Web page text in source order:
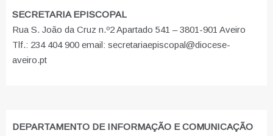
SECRETARIA EPISCOPAL
Rua S. João da Cruz n.º2 Apartado 541 – 3801-901 Aveiro
Tlf.: 234 404 900 email: secretariaepiscopal@diocese-
aveiro.pt
DEPARTAMENTO DE INFORMAÇÃO E COMUNICAÇÃO